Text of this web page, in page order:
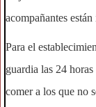
acompañantes
Para el
guardia las 24
comer a los que no